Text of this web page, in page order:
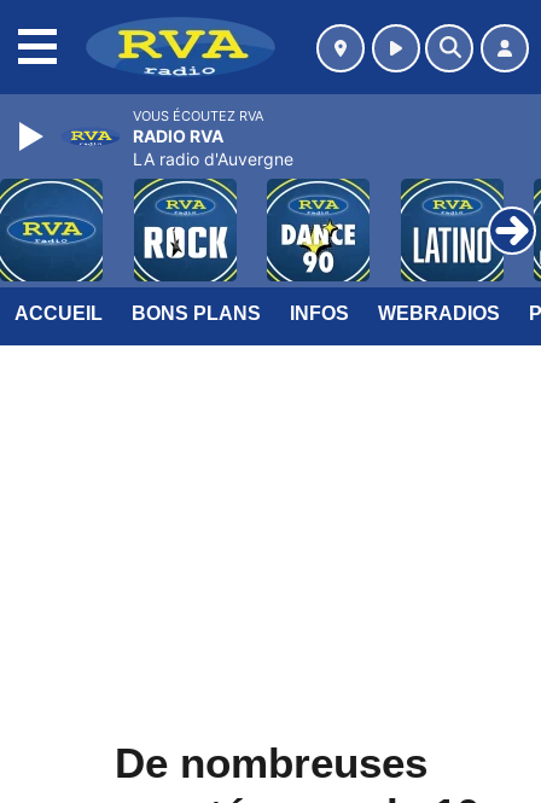
ACCUEIL BONS PLANS INFOS WEBRADIOS
De nombreuses
VOUS ÉCOUTEZ RVA
RADIO RVA
LA radio d'Auvergne